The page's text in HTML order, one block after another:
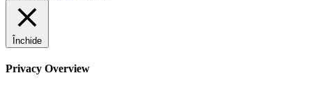
Închide
Privacy Overview